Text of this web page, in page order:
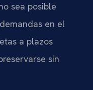
sea posible
en el
a plazos
sin